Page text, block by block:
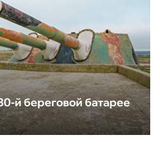
й береговой батарее